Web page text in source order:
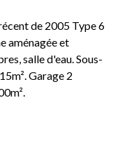
de 2005 Type 6
aménagée et
salle d'eau. Sous-
Garage 2